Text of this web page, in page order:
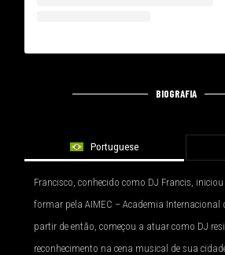
BIOGRAFIA
Portuguese
Francisco, conhecido como DJ Francis,
formar pela AIMEC – Academia Internacional
partir de então, começou a atuar como DJ
reconhecimento na cena musical de sua